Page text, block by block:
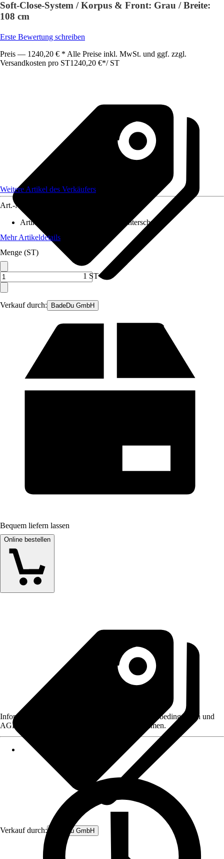
Soft-Close-System / Korpus & Front: Grau / Breite:
108 cm
Erste Bewertung schreiben
Preis — 1240,20 € * Alle Preise inkl. MwSt. und ggf. zzgl.
Versandkosten pro ST1240,20 €*/ ST
Verkauf durch: BadeDu GmbH
Weitere Artikel des Verkäufers
Art.-Nr.
Artikel besteht aus
Waschtisch, Unterschrank
Mehr Artikeldetails
Menge (ST)
1 ST
Bequem liefern lassen
Online bestellen
Verkauf durch: BadeDu GmbH
Informationen des Verkäufers, wie z. B. Rückgabebedingungen und
AGB, finden Sie bei Klick auf den Verkäufernamen.